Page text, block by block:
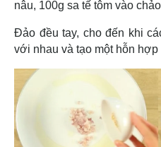
nâu, 100g sa tế tôm vào
Đảo đều tay, cho đến khi
với nhau và tạo một hỗn hợp